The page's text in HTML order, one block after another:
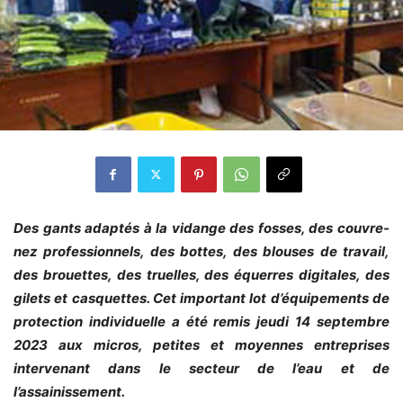
Des gants adaptés à la vidange des fosses, des couvre-
nez professionnels, des bottes, des blouses de travail,
des brouettes, des truelles, des équerres digitales, des
gilets et casquettes. Cet important lot d’équipements de
protection individuelle a été remis jeudi 14 septembre
2023 aux micros, petites et moyennes entreprises
intervenant dans le secteur de l’eau et de
l’assainissement.